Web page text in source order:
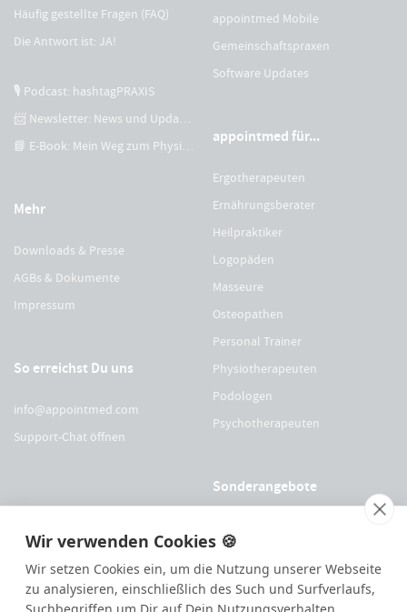
Wir verwenden Cookies 🍪
Wir setzen Cookies ein, um die Nutzung unserer Webseite
zu analysieren, einschließlich des Such und Surfverlaufs,
Häufig gestellte Fragen (FAQ)
Die Antwort ist: JA!
🎙 Podcast: hashtagPRAXIS
📨 Newsletter: News und Updates
📘 E-Book: Mein Weg zum Physiotherapeuten
Mehr
Downloads & Presse
AGBs & Dokumente
Impressum
So erreichst Du uns
info@appointmed.com
Support-Chat öffnen
appointmed Mobile
Gemeinschaftspraxen
Software Updates
appointmed für...
Ergotherapeuten
Ernährungsberater
Heilpraktiker
Logopäden
Masseure
Osteopathen
Personal Trainer
Physiotherapeuten
Podologen
Psychotherapeuten
Sonderangebote
Für OEGO Mitglieder